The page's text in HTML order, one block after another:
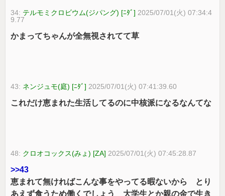
34: テルモミクロビウム(ジパング) [ﾆﾀﾞ] 2025/07/01(火) 07:34:4
9.77
かまってちゃんが全無視されてて草
43: ネンジュモ(庭) [ﾆﾀﾞ] 2025/07/01(火) 07:41:39.60
これだけ恵まれた生活してるのに中核派になるなんてな
48: クロオコックス(みょ) [ZA] 2025/07/01(火) 07:45:28.87
>>43
恵まれて無ければこんな事をやってる暇ないから とり
あえず食うため働くでしょう 大学生とか親の金で生き